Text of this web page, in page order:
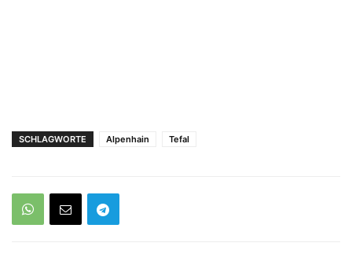
SCHLAGWORTE Alpenhain Tefal